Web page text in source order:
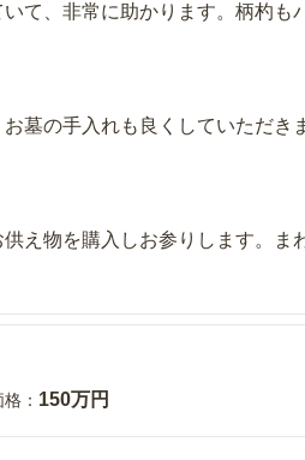
て、非常に助かります。柄杓も
墓の手入れも良くしていただき
え物を購入しお参りします。ま
： 150万円